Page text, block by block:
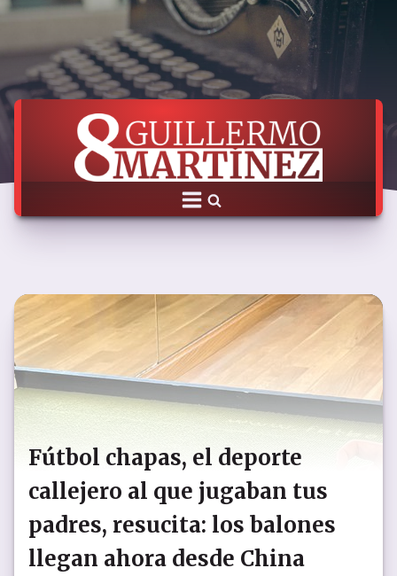
Fútbol chapas, el deporte
callejero al que jugaban tus
padres, resucita: los balones
llegan ahora desde China